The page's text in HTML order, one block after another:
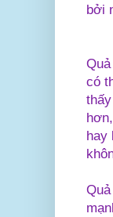
bởi
có
hay